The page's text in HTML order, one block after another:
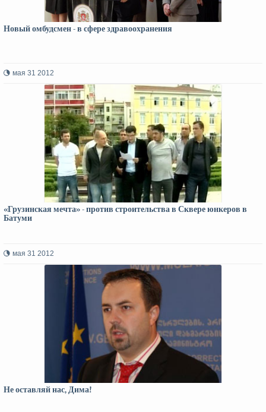
Новый омбудсмен - в сфере здравоохранения
мая 31 2012
«Грузинская мечта» - против строительства в Сквере юнкеров в
Батуми
мая 31 2012
Не оставляй нас, Дима!